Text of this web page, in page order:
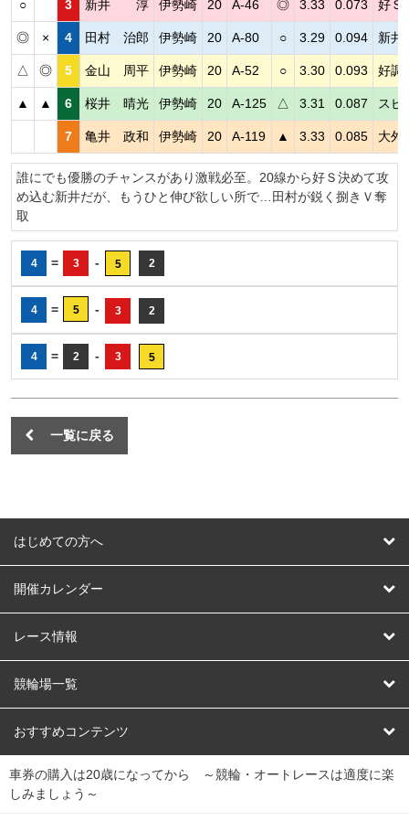
○ 3 新井 淳 伊勢崎 20 A-46 ◎ 3.33 0.073 好Ｓ
◎ × 4 田村 治郎 伊勢崎 20 A-80 ○ 3.29 0.094 新井
△ ◎ 5 金山 周平 伊勢崎 20 A-52 ○ 3.30 0.093 好調
▲ ▲ 6 桜井 晴光 伊勢崎 20 A-125 △ 3.31 0.087 スピ
7 亀井 政和 伊勢崎 20 A-119 ▲ 3.33 0.085 大外
誰にでも優勝のチャンスがあり激戦必至。20線から好Ｓ決めて攻
め込む新井だが、もうひと伸び欲しい所で…田村が鋭く捌きＶ奪
取
4 = 3 - 5 2
4 = 5 - 3 2
4 = 2 - 3 5
一覧に戻る
はじめての方へ
はじめての方へ
開催カレンダー
競輪
オートレース
競輪くじ
Dokanto!
レース情報
レース予想
レース結果
キャリーオーバー一覧
競輪場一覧
北日本 函館競輪場
関
東
弥彦競輪場 前橋競輪場 取手競輪場 宇都宮競輪場
おすすめコンテンツ
競輪選手情報
車券の購入は20歳になってから ～競輪・オートレースは適度に楽
しみましょう～